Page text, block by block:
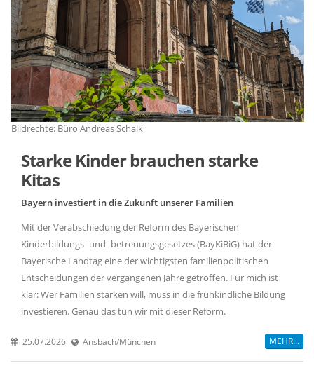
Bildrechte: Büro Andreas Schalk
Starke Kinder brauchen starke
Kitas
Bayern investiert in die Zukunft unserer Familien
Mit der Verabschiedung der Reform des Bayerischen
Kinderbildungs- und -betreuungsgesetzes (BayKiBiG) hat der
Bayerische Landtag eine der wichtigsten familienpolitischen
Entscheidungen der vergangenen Jahre getroffen. Für mich ist
klar: Wer Familien stärken will, muss in die frühkindliche Bildung
investieren. Genau das tun wir mit dieser Reform.
25.07.2026 Ansbach/München MEHR...